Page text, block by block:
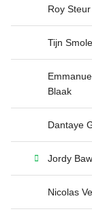
Roy Steur
Tijn
Blaak
Dantaye
Jordy
Nicolas